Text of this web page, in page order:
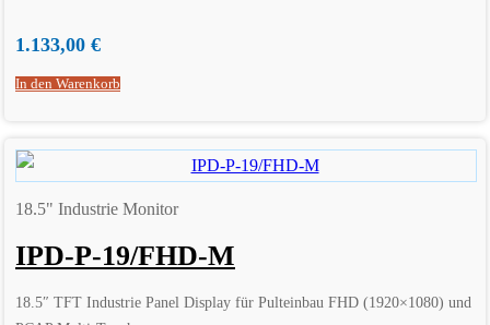
1.133,00 €
In den Warenkorb
18.5" Industrie Monitor
IPD-P-19/FHD-M
18.5″ TFT Industrie Panel Display für Pulteinbau FHD (1920×1080) und